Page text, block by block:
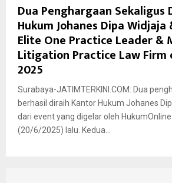
Dua Penghargaan
Hukum Johanes Dipa
Elite One Practice Leader &
Litigation Practice Law Firm
2025
Surabaya-JATIMTERKINI.COM: Dua
berhasil diraih Kantor Hukum Johanes
dari event yang digelar oleh
(20/6/2025) lalu. Kedua...